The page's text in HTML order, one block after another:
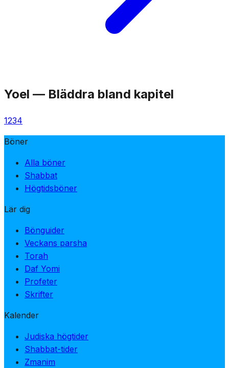
Yoel — Bläddra bland kapitel
1234
Böner
Alla böner
Shabbat
Högtidsböner
Lär dig
Bönguider
Veckans parsha
Torah
Daf Yomi
Profeter
Skrifter
Kalender
Judiska högtider
Shabbat-tider
Zmanim